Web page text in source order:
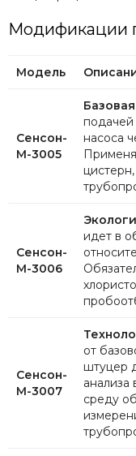
Модификации
Модель
Сенсон-
М-3005
подачей
насоса
Сенсон-
М-3006
идет в
Сенсон-
М-3007
от
штуцер
анализа
среду